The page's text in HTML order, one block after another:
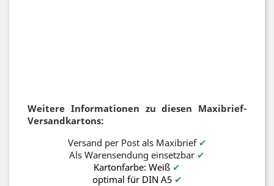
Weitere Informationen zu diesen Maxibrief-
Versandkartons:
Versand per Post als Maxibrief ✔
Als Warensendung einsetzbar ✔
Kartonfarbe: Weiß ✔
optimal für DIN A5✔